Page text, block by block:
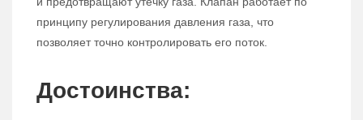
принципу регулирования давления газа, что
позволяет точно контролировать его поток.
Достоинства: